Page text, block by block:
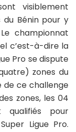
visiblement
Bénin pour y
championnat
c’est-à-dire la
Pro se dispute
zones du
de ce challenge
zones, les 04
qualifiés pour
Ligue Pro.